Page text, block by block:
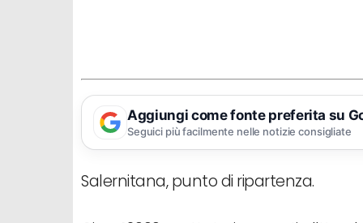
Aggiungi come fonte preferita su
Seguici più facilmente nelle notizie consigliate
Salernitana, punto di ripartenza.